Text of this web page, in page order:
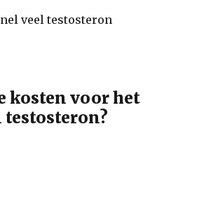
kosten voor het
testosteron?